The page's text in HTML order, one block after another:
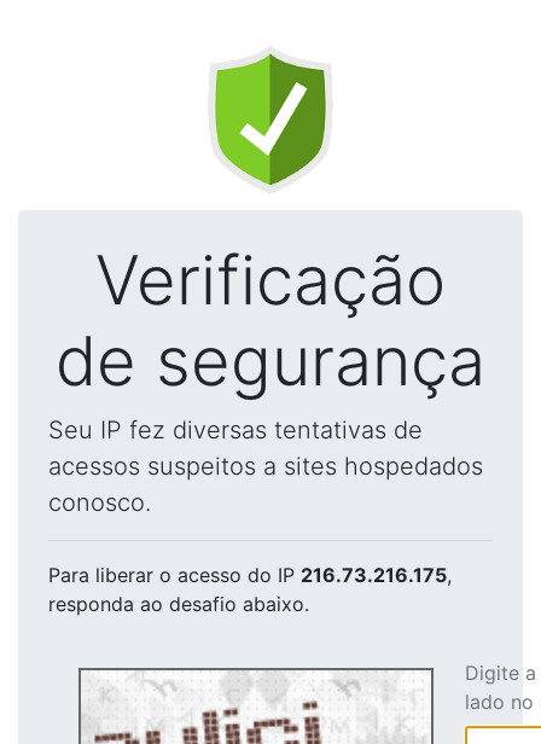
Verificação
de segurança
Seu IP fez diversas tentativas de
acessos suspeitos a sites hospedados
conosco.
Para liberar o acesso do IP 216.73.216.175,
responda ao desafio abaixo.
Digite
lado no